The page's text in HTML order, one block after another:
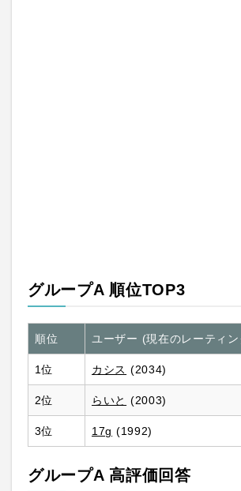
グループA 順位TOP3
順位 ユーザー (現在のレーティン
1位 カシス (2034)
2位 らいと (2003)
3位 17g (1992)
グループA 高評価回答